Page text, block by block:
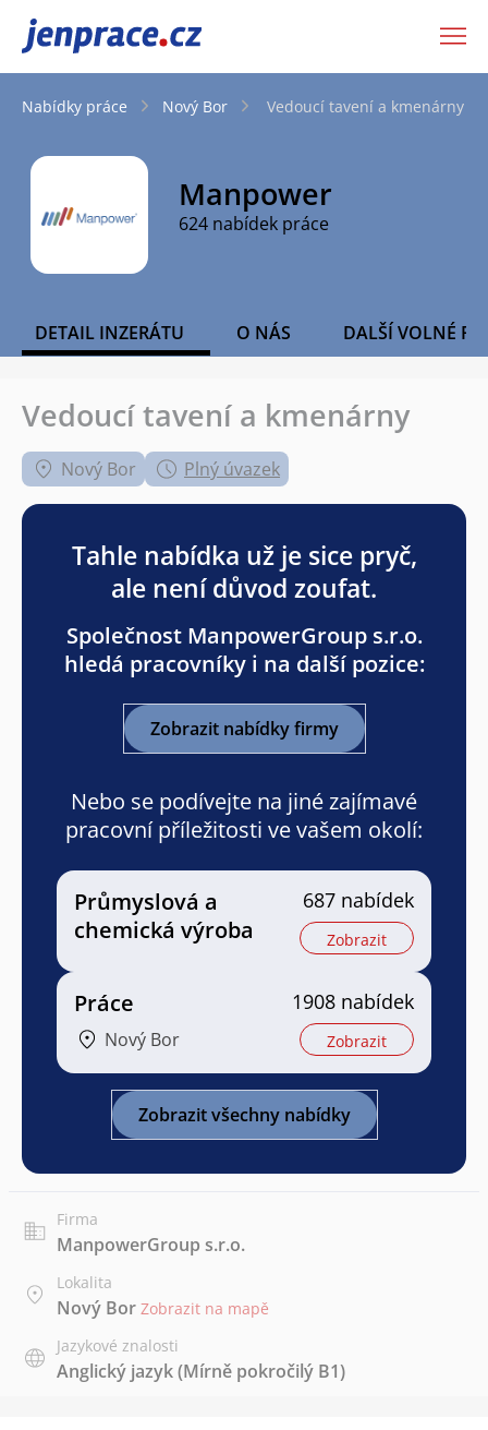
JenPráce.cz
Nabídky práce Nový Bor Vedoucí tavení a kmenárny
Manpower
624 nabídek práce
DETAIL INZERÁTU O NÁS DALŠÍ VOLNÉ
Vedoucí tavení a kmenárny
Nový Bor Plný úvazek
Tahle nabídka už je sice pryč,
ale není důvod zoufat.
Společnost ManpowerGroup s.r.o.
hledá pracovníky i na další pozice:
Zobrazit nabídky firmy
Nebo se podívejte na jiné zajímavé
pracovní příležitosti ve vašem okolí:
Průmyslová a
chemická výroba
687 nabídek
Zobrazit
Práce
Nový Bor
1908 nabídek
Zobrazit
Zobrazit všechny nabídky
Firma
ManpowerGroup s.r.o.
Lokalita
Nový Bor Zobrazit na mapě
Jazykové znalosti
Anglický jazyk(Mírně pokročilý B1)